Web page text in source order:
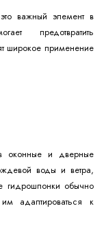
важный элемент в
предотвратить
широкое применение
оконные и дверные
воды и ветра,
гидрошпонки обычно
адаптироваться к